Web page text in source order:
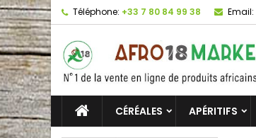
Téléphone: +33 7 80 84 99 38 Email:
CÉRÉALES APÉRITIFS